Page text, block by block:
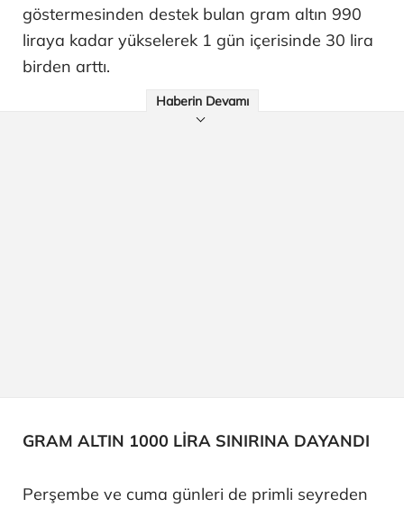
göstermesinden destek bulan gram altın 990
liraya kadar yükselerek 1 gün içerisinde 30 lira
birden arttı.
Haberin Devamı
GRAM ALTIN 1000 LİRA SINIRINA DAYANDI
Perşembe ve cuma günleri de primli seyreden